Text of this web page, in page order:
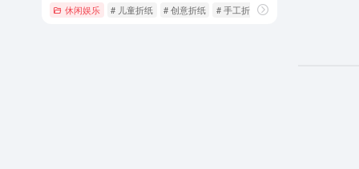
休闲娱乐 # 儿童折纸 # 创意折纸 # 手工折纸